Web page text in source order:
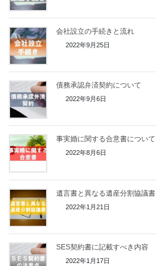
会社設立の手続きと流れ
2022年9月25日
債務承認弁済契約について
2022年9月6日
事実婚に関する合意書について
2022年8月6日
遺言書と異なる遺産分割協議書
2022年1月21日
SES契約書に記載すべき内容
2022年1月17日